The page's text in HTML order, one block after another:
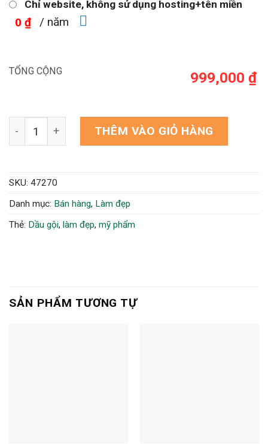
Chỉ website, không sử dụng hosting+tên miền
0 ₫ / năm
TỔNG CỘNG 999,000 ₫
Theme WordPress mỹ phẩm 13 số lượng
THÊM VÀO GIỎ HÀNG
SKU: 47270
Danh mục: Bán hàng, Làm đẹp
Thẻ: Dầu gội, làm đẹp, mỹ phẩm
SẢN PHẨM TƯƠNG TỰ